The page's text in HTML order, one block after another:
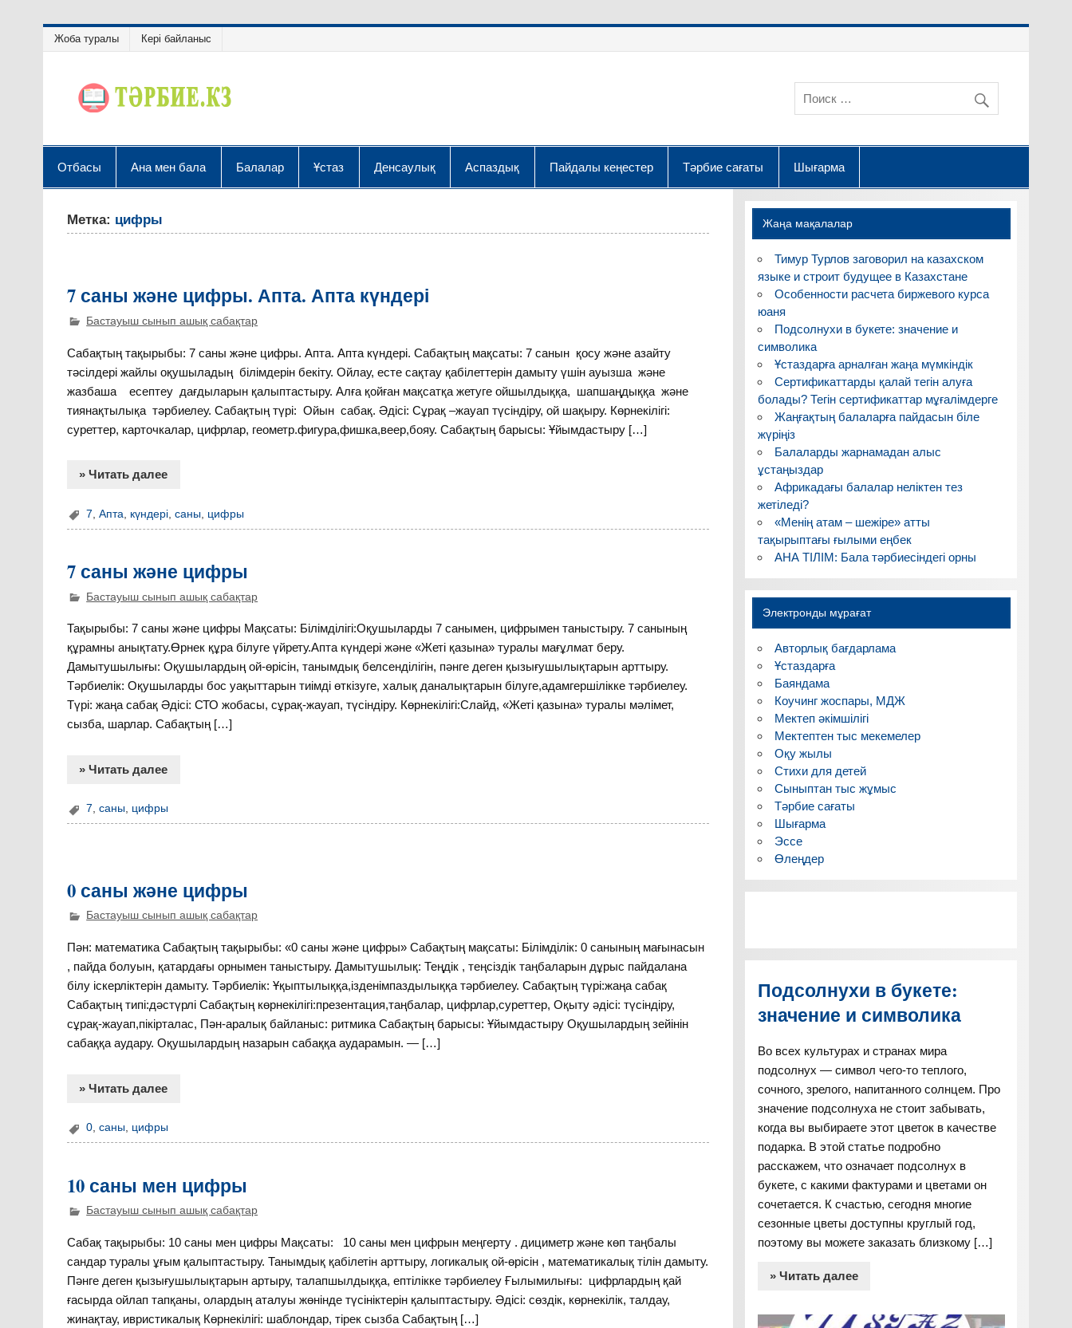
Жоба туралы Кері байланыс
Отбасы Ана мен бала Балалар Ұстаз Денсаулық Аспаздық Пайдалы кеңестер Тәрбие сағаты Шығарма
Метка: цифры
7 саны және цифры. Апта. Апта күндері
Бастауыш сынып ашық сабақтар
Сабақтың тақырыбы: 7 саны және цифры. Апта. Апта күндері. Сабақтың мақсаты: 7 санын қосу және азайту
тәсілдері жайлы оқушыладың білімдерін бекіту. Ойлау, есте сақтау қабілеттерін дамыту үшін ауызша және
жазбаша есептеу дағдыларын қалыптастыру. Алға қойған мақсатқа жетуге ойшылдыққа, шапшаңдыққа және
тиянақтылықа тәрбиелеу. Сабақтың түрі: Ойын сабақ. Әдісі: Сұрақ –жауап түсіндіру, ой шақыру. Көрнекілігі:
суреттер, карточкалар, цифрлар, геометр.фигура,фишка,веер,бояу. Сабақтың барысы: Ұйымдастыру […]
» Читать далее
7 ,Апта күндері ,саны цифры
7 саны және цифры
Бастауыш сынып ашық сабақтар
Тақырыбы: 7 саны және цифры Мақсаты: Білімділігі:Оқушыларды 7 санымен, цифрымен таныстыру. 7 санының
құрамны анықтату.Өрнек құра білуге үйрету.Апта күндері және «Жеті қазына» туралы мағұлмат беру.
Дамытушылығы: Оқушылардың ой-өрісін, танымдық белсенділігін, пәнге деген қызығушылықтарын арттыру.
Тәрбиелік: Оқушыларды бос уақыттарын тиімді өткізуге, халық даналықтарын білуге,адамгершілікке тәрбиелеу.
Түрі: жаңа сабақ Әдісі: СТО жобасы, сұрақ-жауап, түсіндіру. Көрнекілігі:Слайд, «Жеті қазына» туралы мәлімет,
сызба, шарлар. Сабақтың […]
» Читать далее
7,саны, цифры
0 саны және цифры
Бастауыш сынып ашық сабақтар
Пән: математика Сабақтың тақырыбы: «0 саны және цифры» Сабақтың мақсаты: Білімділік: 0 санының мағынасын
, пайда болуын, қатардағы орнымен таныстыру. Дамытушылық: Теңдік , теңсіздік таңбаларын дұрыс пайдалана
білу іскерліктерін дамыту. Тәрбиелік: Ұқыптылыққа,ізденімпаздылыққа тәрбиелеу. Сабақтың түрі:жаңа сабақ
Сабақтың типі:дәстүрлі Сабақтың көрнекілігі:презентация,таңбалар, цифрлар,суреттер, Оқыту әдісі: түсіндіру,
сұрақ-жауап,пікірталас, Пән-аралық байланыс: ритмика Сабақтың барысы: Ұйымдастыру Оқушылардың зейінін
сабаққа аудару. Оқушылардың назарын сабаққа аударамын. — […]
» Читать далее
0,саны, цифры
10 саны мен цифры
Бастауыш сынып ашық сабақтар
Сабақ тақырыбы: 10 саны мен цифры Мақсаты: 10 саны мен цифрын меңгерту . дициметр және көп таңбалы
сандар туралы ұғым қалыптастыру. Танымдық қабілетін арттыру, логикалық ой-өрісін , математикалық тілін дамыту.
Пәнге деген қызығушылықтарын артыру, талапшылдыққа, ептілікке тәрбиелеу Ғылымилығы: цифрлардың қай
ғасырда ойлап тапқаны, олардың аталуы жөнінде түсініктерін қалыптастыру. Әдісі: сөздік, көрнекілік, талдау,
жинақтау, ивристикалық Көрнекілігі: шаблондар, тірек сызба Сабақтың […]
Жаңа мақалалар
Тимур Турлов заговорил на казахском
языке и строит будущее в Казахстане
Особенности расчета биржевого курса
юаня
Подсолнухи в букете: значение и
символика
Ұстаздарға арналған жаңа мүмкіндік
Сертификаттарды қалай тегін алуға
болады? Тегін сертификаттар мұғалімдерге
Жаңғақтың балаларға пайдасын біле
жүріңіз
Балаларды жарнамадан алыс
ұстаңыздар
Африкадағы балалар неліктен тез
жетіледі?
«Менің атам – шежіре» атты
тақырыптағы ғылыми еңбек
АНА ТІЛІМ: Бала тәрбиесіндегі орны
Электронды мұрағат
Авторлық бағдарлама
Ұстаздарға
Баяндама
Коучинг жоспары, МДЖ
Мектеп әкімшілігі
Мектептен тыс мекемелер
Оқу жылы
Стихи для детей
Сыныптан тыс жұмыс
Тәрбие сағаты
Шығарма
Эссе
Өлеңдер
Подсолнухи в букете:
значение и символика
Во всех культурах и странах мира
подсолнух — символ чего-то теплого,
сочного, зрелого, напитанного солнцем. Про
значение подсолнуха не стоит забывать,
когда вы выбираете этот цветок в качестве
подарка. В этой статье подробно
расскажем, что означает подсолнух в
букете, с какими фактурами и цветами он
сочетается. К счастью, сегодня многие
сезонные цветы доступны круглый год,
поэтому вы можете заказать близкому […]
» Читать далее